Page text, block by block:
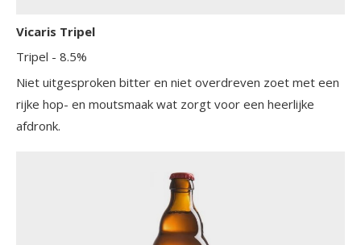
Vicaris Tripel
Tripel - 8.5%
Niet uitgesproken bitter en niet overdreven zoet met een
rijke hop- en moutsmaak wat zorgt voor een heerlijke
afdronk.